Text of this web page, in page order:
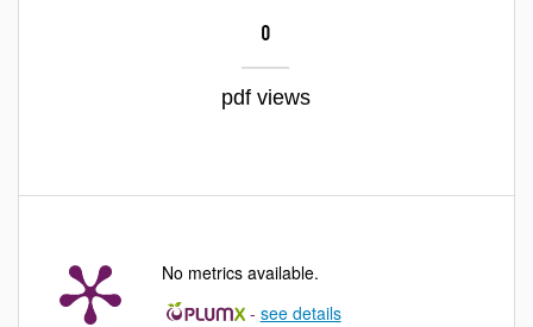
0
pdf views
No metrics available.
- see details